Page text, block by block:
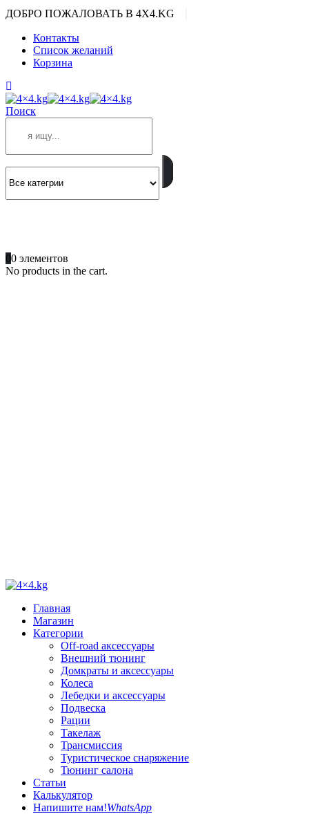
ДОБРО ПОЖАЛОВАТЬ В 4X4.KG
Контакты
Список желаний
Корзина
Поиск
00 элементов
No products in the cart.
Главная
Магазин
Категории
Off-road аксессуары
Внешний тюнинг
Домкраты и аксессуары
Колеса
Лебедки и аксессуары
Подвеска
Рации
Такелаж
Трансмиссия
Туристическое снаряжение
Тюнинг салона
Статьи
Калькулятор
Напишите нам!WhatsApp